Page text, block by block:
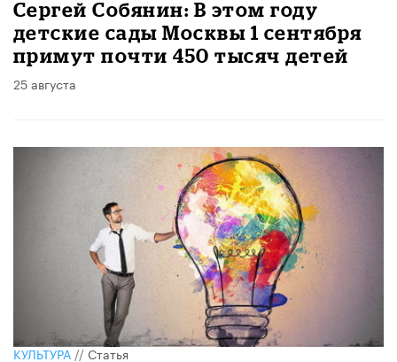
Сергей Собянин: В этом году
детские сады Москвы 1 сентября
примут почти 450 тысяч детей
25 августа
КУЛЬТУРА//Статья